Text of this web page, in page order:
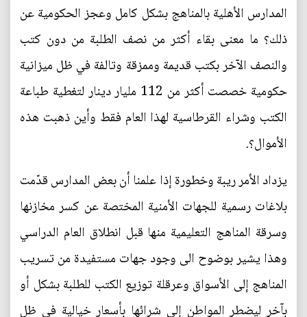
المدارس الأهلية بالمناهج بشكل كامل وعجز الحكومية عن
ذلك؟ ما معنى بقاء أكثر من نصف الطلبة من دون كتب
والنصف الآخر بكتب قديمة وممزقة وتالفة في ظل ميزانية
حكومية خصصت أكثر من 112 مليار دينار لتغطية طباعة
الكتب وشراء القرطاسية لهذا العام فقط وأين ذهبت هذه
الأموال؟.
يزداد الأمر ريبة وخطورة إذا علمنا أن بعض المدارس قدّمت
بلاغات رسمية للجهات الأمنية المختصة عن كسر مخازنها
وسرقة المناهج التعليمية منها قبل انطلاق العام الدراسي
وهذا يشير بوضوح الى وجود جهات مستفيدة من تسريب
المناهج إلى الأسواق وعرقلة توزيع الكتب للطلبة بشكل أو
بآخر ليضطر المواطن إلى شرائها بأسعار خيالية في ظل